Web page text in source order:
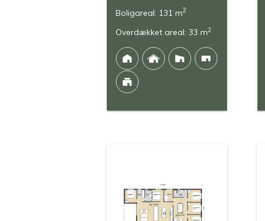
Boligareal: 131 m2
Overdækket areal: 33 m2